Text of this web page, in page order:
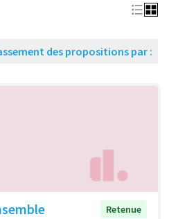
des propositions par :
Retenue